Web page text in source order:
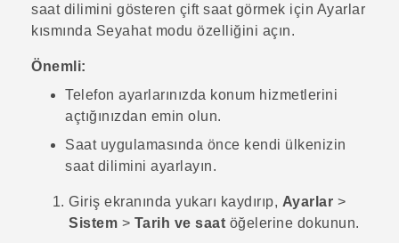
saat dilimini gösteren çift saat görmek için Ayarlar
kısmında Seyahat modu özelliğini açın.
Önemli:
Telefon ayarlarınızda konum hizmetlerini
açtığınızdan emin olun.
Saatuygulamasında önce kendi ülkenizin
saat dilimini ayarlayın.
Giriş ekranında yukarı kaydırıp, Ayarlar >
Sistem > Tarih ve saat öğelerine dokunun.